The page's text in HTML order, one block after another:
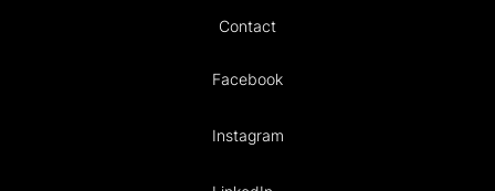
Contact
Facebook
Instagram